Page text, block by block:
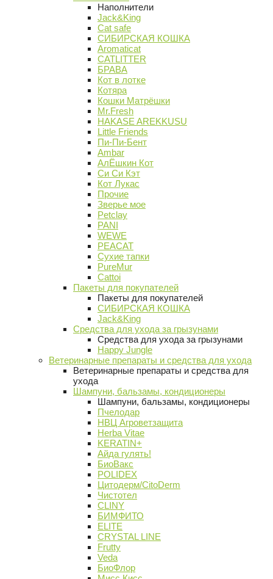
Наполнители
Jack&King
Cat safe
СИБИРСКАЯ КОШКА
Aromaticat
CATLITTER
БРАВА
Кот в лотке
Котяра
Кошки Матрёшки
Mr.Fresh
HAKASE AREKKUSU
Little Friends
Пи-Пи-Бент
Ambar
АлЁшкин Кот
Си Си Кэт
Кот Лукас
Прочие
Зверье мое
Petclay
PANI
WEWE
PEACAT
Сухие тапки
PureMur
Cattoi
Пакеты для покупателей
Пакеты для покупателей
СИБИРСКАЯ КОШКА
Jack&King
Средства для ухода за грызунами
Средства для ухода за грызунами
Happy Jungle
Ветеринарные препараты и средства для ухода
Ветеринарные препараты и средства для
ухода
Шампуни, бальзамы, кондиционеры
Шампуни, бальзамы, кондиционеры
Пчелодар
НВЦ Агроветзащита
Herba Vitae
KERATIN+
Айда гулять!
БиоВакс
POLIDEX
Цитодерм/CitoDerm
Чистотел
CLINY
БИМФИТО
ELITE
CRYSTAL LINE
Frutty
Veda
БиоФлор